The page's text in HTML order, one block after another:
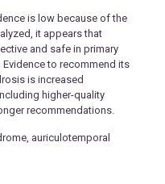
is low because of the
it appears that
and safe in primary
Evidence to recommend its
is increased
higher-quality
recommendations.
auriculotemporal